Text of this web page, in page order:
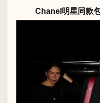
Chanel明星同款